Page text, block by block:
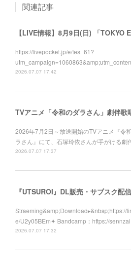
関連記事
https://livepocket.jp/e/tes_61?
2026.07.07 17:42
2026年7月2日～放送開始のTVアニメ『令
ラさん』にて、石塚玲依さんが手がける劇
2026.07.07 17:37
Straeming&amp;Download▸&nbsp;https://
e/U2y05BEm✦ Bandcamp：https://
2026.07.07 17:32